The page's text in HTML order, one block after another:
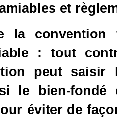
et
la convention
: tout
peut saisir
le
éviter de